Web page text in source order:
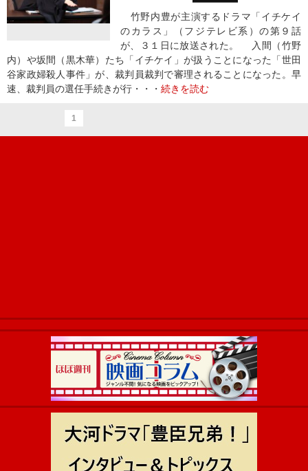
竹野内豊が主演するドラマ「イチケイ
のカラス」（フジテレビ系）の第９話
が、３１日に放送された。 入間（竹野
内）や坂間（黒木華）たち「イチケイ」が扱うことになった「世田
谷家政婦殺人事件」が、裁判員裁判で審理されることになった。早
速、裁判員の選任手続きが行・・・ 続きを読む
1